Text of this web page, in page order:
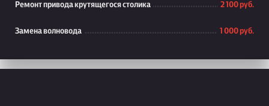
Ремонт привода крутящегося столика 2 100 руб.
Замена волновода 1 000 руб.